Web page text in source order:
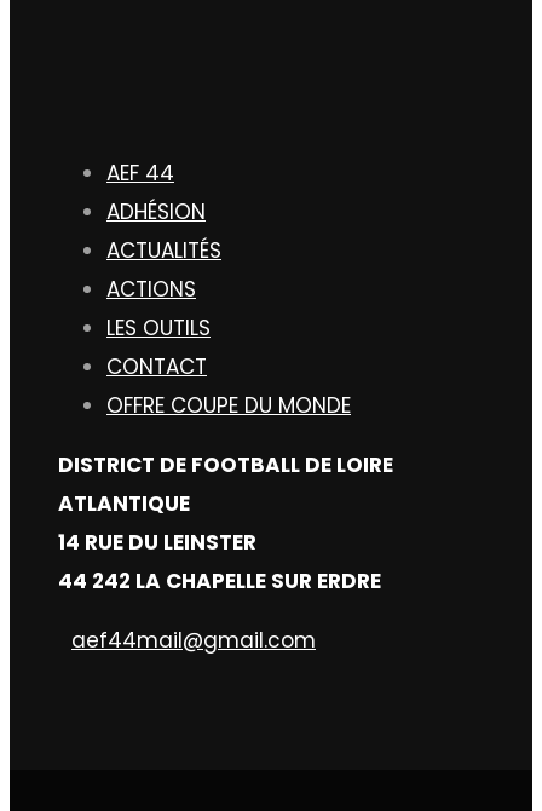
AEF 44
ADHÉSION
ACTUALITÉS
ACTIONS
LES OUTILS
CONTACT
OFFRE COUPE DU MONDE
DISTRICT DE FOOTBALL DE LOIRE
ATLANTIQUE
14 RUE DU LEINSTER
44 242 LA CHAPELLE SUR ERDRE
aef44mail@gmail.com